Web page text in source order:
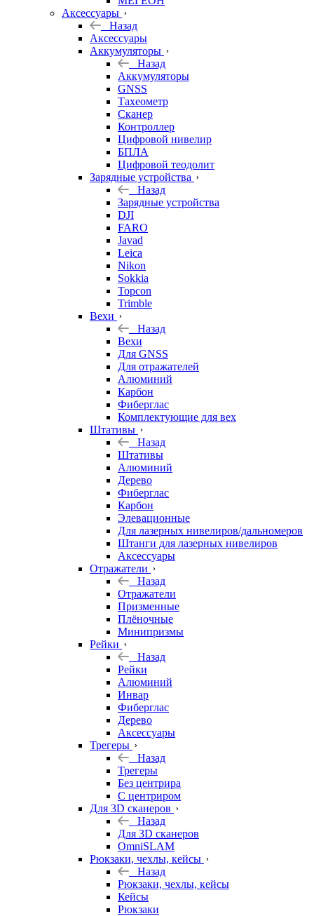
Аксессуары
Назад
Аксессуары
Аккумуляторы
Назад
Аккумуляторы
GNSS
Тахеометр
Сканер
Контроллер
Цифровой нивелир
БПЛА
Цифровой теодолит
Зарядные устройства
Назад
Зарядные устройства
DJI
FARO
Javad
Leica
Nikon
Sokkia
Topcon
Trimble
Вехи
Назад
Вехи
Для GNSS
Для отражателей
Алюминий
Карбон
Фиберглас
Комплектующие для вех
Штативы
Назад
Штативы
Алюминий
Дерево
Фиберглас
Карбон
Элевационные
Для лазерных нивелиров/дальномеров
Штанги для лазерных нивелиров
Аксессуары
Отражатели
Назад
Отражатели
Призменные
Плёночные
Минипризмы
Рейки
Назад
Рейки
Алюминий
Инвар
Фиберглас
Дерево
Аксессуары
Трегеры
Назад
Трегеры
Без центрира
С центриром
Для 3D сканеров
Назад
Для 3D сканеров
OmniSLAM
Рюкзаки, чехлы, кейсы
Назад
Рюкзаки, чехлы, кейсы
Кейсы
Рюкзаки